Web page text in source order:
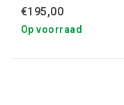
€195,00
Op voorraad